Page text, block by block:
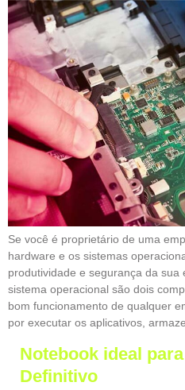
Se você é proprietário de uma
hardware e os sistemas
produtividade e segurança da sua
sistema operacional são dois
bom funcionamento de qualquer
por executar os aplicativos,
Notebook ideal
Definitivo